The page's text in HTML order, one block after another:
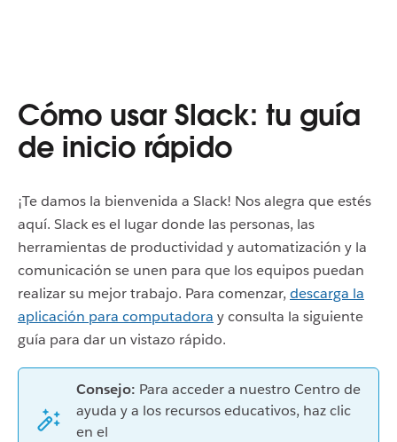
Cómo usar Slack: tu guía
de inicio rápido
¡Te damos la bienvenida a Slack! Nos alegra que estés
aquí. Slack es el lugar donde las personas, las
herramientas de productividad y automatización y la
comunicación se unen para que los equipos puedan
realizar su mejor trabajo. Para comenzar, descarga la
aplicación para computadora y consulta la siguiente
guía para dar un vistazo rápido.
Consejo: Para acceder a nuestro Centro de
ayuda y a los recursos educativos, haz clic
en el